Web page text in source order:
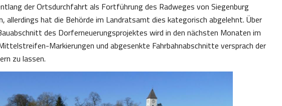
der Ortsdurchfahrt als Fortführung des Radweges von Siegenburg
allerdings hat die Behörde im Landratsamt dies kategorisch abgelehnt. Über
des Dorferneuerungsprojektes wird in den nächsten Monaten im
Markierungen und abgesenkte Fahrbahnabschnitte versprach der
zu lassen.